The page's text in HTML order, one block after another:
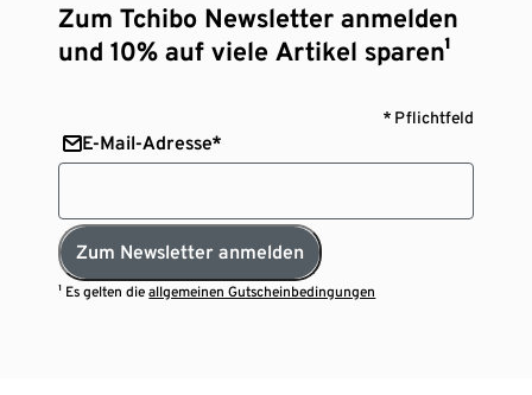
Zum Tchibo Newsletter anmelden
und 10% auf viele Artikel sparen¹
* Pflichtfeld
E-Mail-Adresse*
Zum Newsletter anmelden
¹ Es gelten dieallgemeinen Gutscheinbedingungen